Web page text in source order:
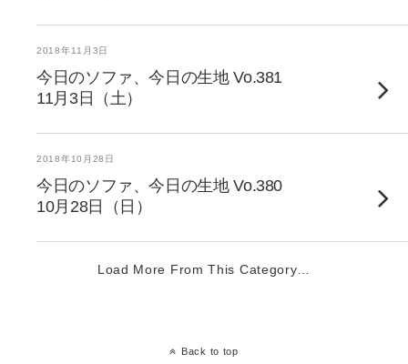
2018年11月3日
今日のソファ、今日の生地 Vo.381
11月3日（土）
2018年10月28日
今日のソファ、今日の生地 Vo.380
10月28日（日）
Load More From This Category…
Back to top